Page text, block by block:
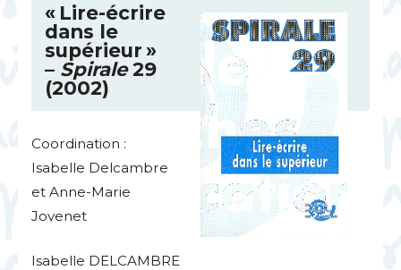
« Lire-écrire
dans le
supérieur»
– Spirale29
(2002)
Coordination :
Isabelle Delcambre
et Anne-Marie
Jovenet
Isabelle DELCAMBRE